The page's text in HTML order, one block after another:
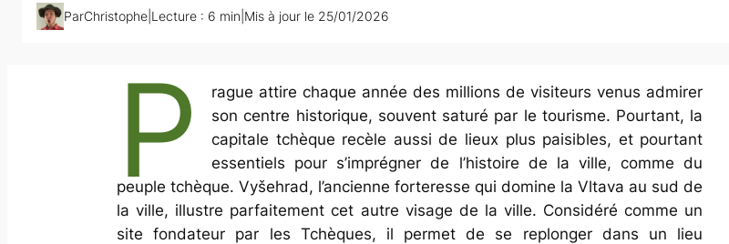
ParChristophe Lecture : 6 min Mis à jour le 25/01/2026
P
rague attire chaque année des millions de visiteurs venus admirer
son centre historique, souvent saturé par le tourisme. Pourtant, la
capitale tchèque recèle aussi de lieux plus paisibles, et pourtant
essentiels pour s’imprégner de l’histoire de la ville, comme du
peuple tchèque. Vyšehrad, l’ancienne forteresse qui domine la Vltava au sud de
la ville, illustre parfaitement cet autre visage de la ville. Considéré comme un
site fondateur par les Tchèques, il permet de se replonger dans un lieu